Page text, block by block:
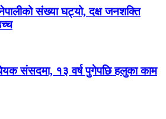
संख्या घट्यो, दक्ष जनशक्ति
संसदमा, १३ वर्ष पुगेपछि हलुका काम